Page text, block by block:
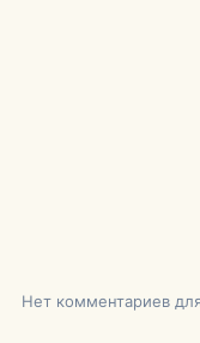
Нет комментариев